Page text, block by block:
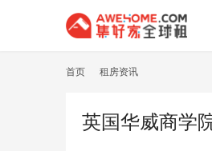
首页 租房资讯
英国华威商学